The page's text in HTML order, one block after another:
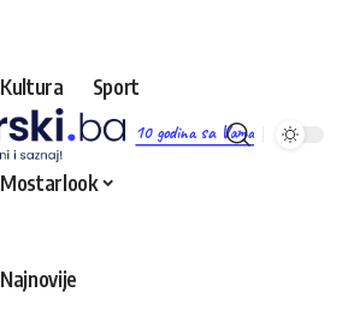
10 godina sa Vama
Kultura Sport
Mostarlook
Najnovije